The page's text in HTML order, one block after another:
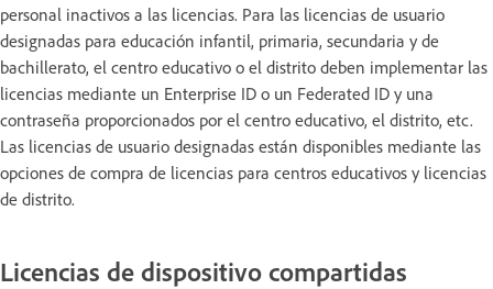
personal inactivos a las licencias. Para las licencias de usuario
designadas para educación infantil, primaria, secundaria y de
bachillerato, el centro educativo o el distrito deben implementar las
licencias mediante un Enterprise ID o un Federated ID y una
contraseña proporcionados por el centro educativo, el distrito, etc.
Las licencias de usuario designadas están disponibles mediante las
opciones de compra de licencias para centros educativos y licencias
de distrito.
Licencias de dispositivo compartidas